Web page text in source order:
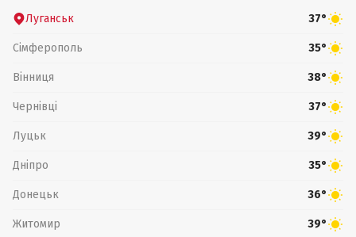
Луганськ 37°
Сімферополь 35°
Вінниця 38°
Чернівці 37°
Луцьк 39°
Дніпро 35°
Донецьк 36°
Житомир 39°